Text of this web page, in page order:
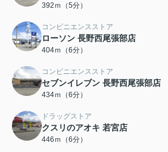
392ｍ（5分）
コンビニエンスストア
ローソン 長野西尾張部店
404ｍ（6分）
コンビニエンスストア
セブンイレブン 長野西尾張部店
434ｍ（6分）
ドラッグストア
クスリのアオキ 若宮店
446ｍ（6分）